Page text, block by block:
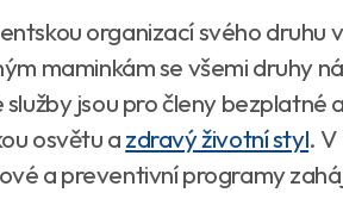
organizací svého druhu
maminkám se všemi druhy
jsou pro členy bezplatné
osvětu azdravý životní styl. V
a preventivní programy